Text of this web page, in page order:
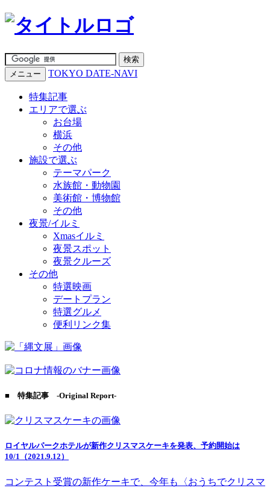
メニュー TOKYO DATE-NAVI
特集記事
エリアで選ぶ
お台場
横浜
その他
施設で選ぶ
テーマパーク
水族館・動物園
美術館・博物館
その他
夜景/イルミ
Xmasイルミ
夜景スポット
夜景クルーズ
その他
特選映画
デートプラン
特選グルメ
便利リンク集
■ 特集記事 -Original Report-
ロイヤルパークホテルが新作クリスマスケーキを発表、予約開始は
10/1（2021.9.12）
コンテスト受賞の新作ケーキで、今年も〈おうちでクリスマ